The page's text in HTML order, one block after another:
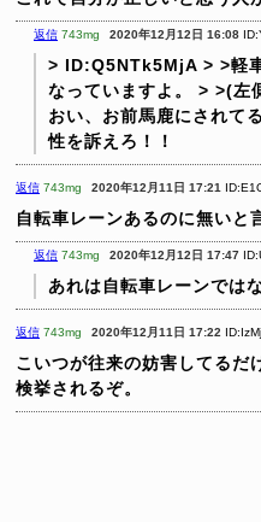
返信 743mg 2020年12月12日 16:08
> ID:Q5NTk5MjA > >軽
なっていますよ。
> >(左
おい、お前馬鹿にされて
性を訴えろ！！
返信 743mg 2020年12月11日 17:21
自転車レーンあるのに無いと
返信 743mg 2020年12月12日 17:47
あれは自転車レーンでは
返信 743mg 2020年12月11日 17:22
こいつが往来の妨害してるだ
検挙されるぞ。